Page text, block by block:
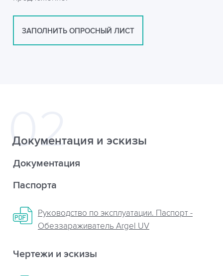
ЗАПОЛНИТЬ ОПРОСНЫЙ ЛИСТ
Документация и эскизы
Документация
Паспорта
Руководство по эксплуатации. Паспорт -
Обеззараживатель Argel UV
Чертежи и эскизы